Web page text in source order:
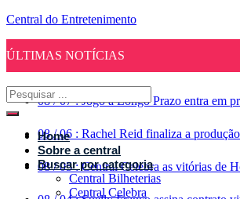
Central do Entretenimento
ÚLTIMAS NOTÍCIAS
08 / 07 : Jogo a Longo Prazo entra em
08 / 06 : Rachel Reid finaliza a
08 / 05 : Central Celebra as vitórias de
Home
Sobre a central
Buscar por categoria
Central Bilheterias
Central Celebra